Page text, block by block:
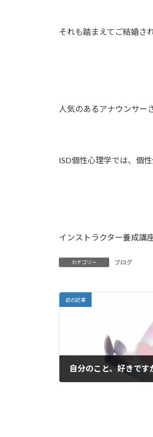
それも踏まえてご結婚さ
人気のあるアナウンサー
ISD個性心理学では、個
インストラクター養成講
カテゴリー ブログ
前の記事
自分のこと、好きです